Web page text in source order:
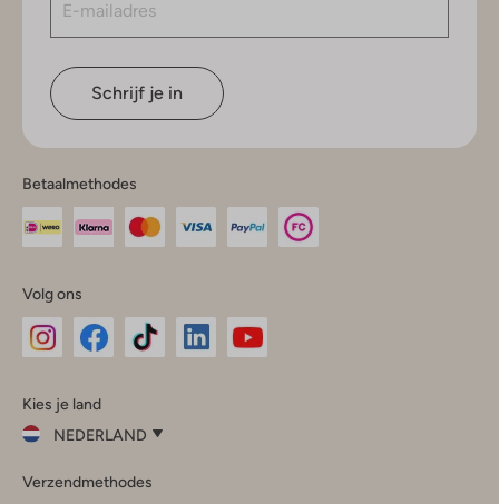
Schrijf je in
Betaalmethodes
Volg ons
InstagramFacebook
Kies je land
NEDERLAND
je
Verzendmethodes